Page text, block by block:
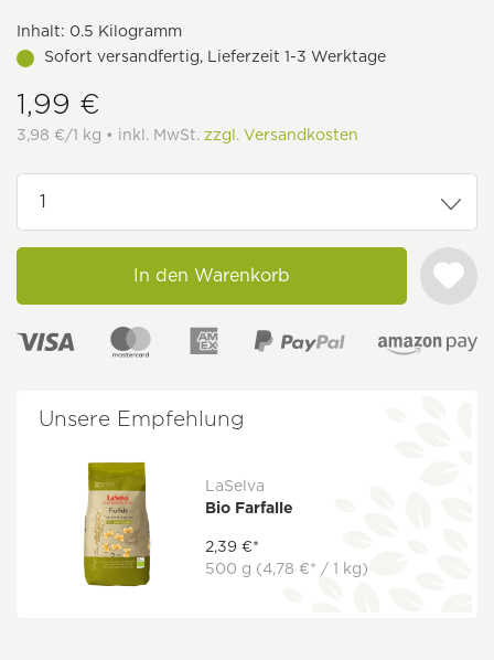
Inhalt: 0.5 Kilogramm
Sofort versandfertig, Lieferzeit 1-3 Werktage
1,99 €
3,98 €/1 kg • inkl. MwSt. zzgl. Versandkosten
In den Warenkorb
Unsere Empfehlung
LaSelva
Bio Farfalle
2,39 €*
500 g (4,78 €* / 1 kg)